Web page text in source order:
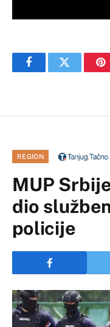
FacebookTwitter
REGION
MUP
dio
policije